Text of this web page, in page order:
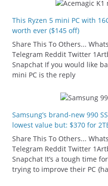
This Ryzen 5 mini PC with
worth ever ($145 off)
Share This To Others...
Telegram Reddit Twitter
Snapchat If you would like
mini PC is the reply
Samsung’s brand-new 990
lowest value but: $370 for
Share This To Others...
Telegram Reddit Twitter
Snapchat It’s a tough time
trying to improve their PC